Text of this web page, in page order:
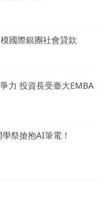
國際銀團社會貸款
力 投資長受臺大EMBA
祭搶抱AI筆電！